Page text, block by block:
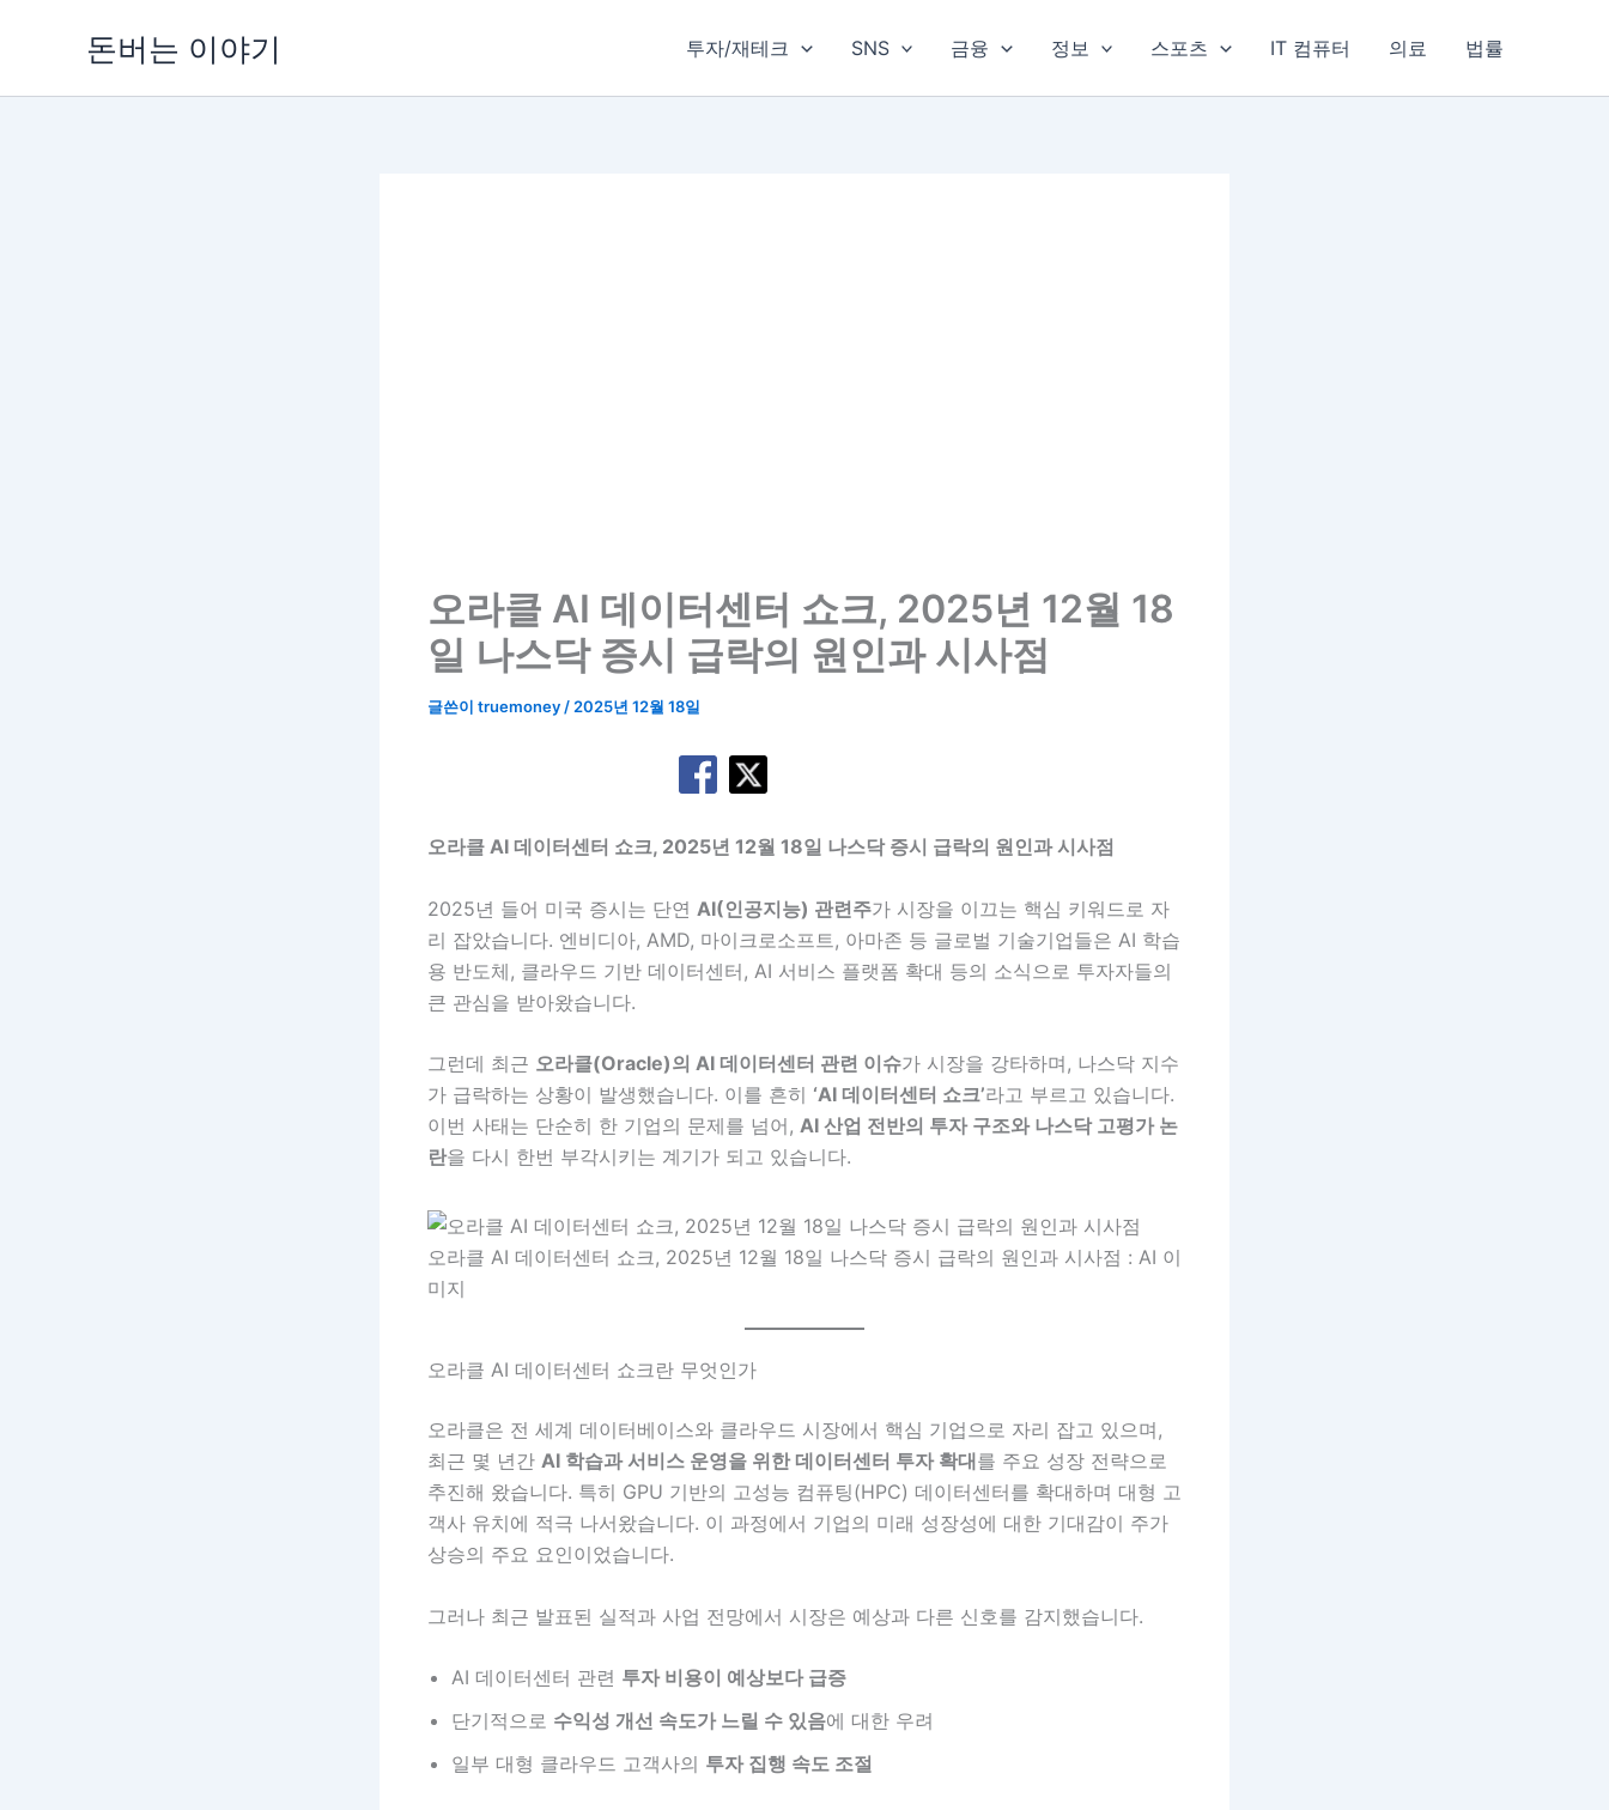
돈버는 이야기 투자/재테크 SNS 금융 정보 스포츠 IT 컴퓨터 의료 법률
오라클 AI 데이터센터 쇼크, 2025년 12월 18
일 나스닥 증시 급락의 원인과 시사점
글쓴이 truemoney / 2025년 12월 18일
오라클 AI 데이터센터 쇼크, 2025년 12월 18일 나스닥 증시 급락의 원인과 시사점
2025년 들어 미국 증시는 단연 AI(인공지능) 관련주가 시장을 이끄는 핵심 키워드로 자
리 잡았습니다. 엔비디아, AMD, 마이크로소프트, 아마존 등 글로벌 기술기업들은 AI 학습
용 반도체, 클라우드 기반 데이터센터, AI 서비스 플랫폼 확대 등의 소식으로 투자자들의
큰 관심을 받아왔습니다.
그런데 최근 오라클(Oracle)의 AI 데이터센터 관련 이슈가 시장을 강타하며, 나스닥 지수
가 급락하는 상황이 발생했습니다. 이를 흔히 ‘AI 데이터센터 쇼크’라고 부르고 있습니다.
이번 사태는 단순히 한 기업의 문제를 넘어, AI 산업 전반의 투자 구조와 나스닥 고평가 논
란을 다시 한번 부각시키는 계기가 되고 있습니다.
오라클 AI 데이터센터 쇼크, 2025년 12월 18일 나스닥 증시 급락의 원인과 시사점 : AI 이
미지
오라클 AI 데이터센터 쇼크란 무엇인가
오라클은 전 세계 데이터베이스와 클라우드 시장에서 핵심 기업으로 자리 잡고 있으며,
최근 몇 년간 AI 학습과 서비스 운영을 위한 데이터센터 투자 확대를 주요 성장 전략으로
추진해 왔습니다. 특히 GPU 기반의 고성능 컴퓨팅(HPC) 데이터센터를 확대하며 대형 고
객사 유치에 적극 나서왔습니다. 이 과정에서 기업의 미래 성장성에 대한 기대감이 주가
상승의 주요 요인이었습니다.
그러나 최근 발표된 실적과 사업 전망에서 시장은 예상과 다른 신호를 감지했습니다.
AI 데이터센터 관련 투자 비용이 예상보다 급증
단기적으로 수익성 개선 속도가 느릴 수 있음에 대한 우려
일부 대형 클라우드 고객사의 투자 집행 속도 조절